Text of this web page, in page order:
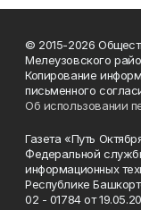
© 2015-2026
Мелеузовского
Копирование
письменного
Об использовании
Газета «Путь
Федеральной
информационных
Республике
02 - 01784 от